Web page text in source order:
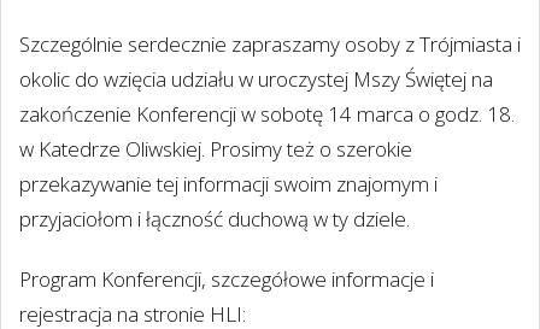
Szczególnie serdecznie zapraszamy osoby z Trójmiasta i
okolic do wzięcia udziału w uroczystej Mszy Świętej na
zakończenie Konferencji w sobotę 14 marca o godz. 18.
w Katedrze Oliwskiej. Prosimy też o szerokie
przekazywanie tej informacji swoim znajomym i
przyjaciołom i łączność duchową w ty dziele.
Program Konferencji, szczegółowe informacje i
rejestracja na stronie HLI: